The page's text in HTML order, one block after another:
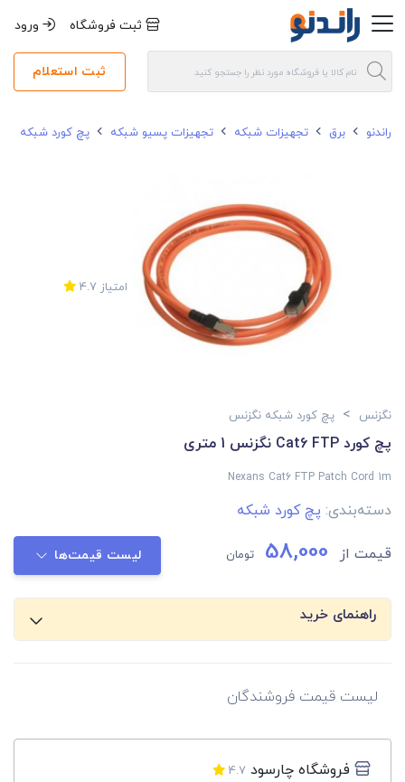
ثبت فروشگاه ورود
ثبت استعلام
راندنو برق تجهیزات شبکه تجهیزات پسیو شبکه پچ کورد شبکه
امتیاز 4.7
نگزنس > پچ کورد شبکه نگزنس
پچ کورد Cat6 FTP نگزنس 1 متری
Nexans Cat6 FTP Patch Cord 1m
دسته‌بندی: پچ کورد شبکه
قیمت از 58,000 تومان لیست قیمت‌ها
راهنمای خرید
لیست قیمت فروشندگان
فروشگاه چارسود 4.7